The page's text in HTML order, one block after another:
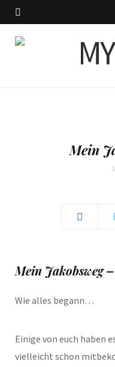
Mein
Mein Jakobsweg –
Wie alles begann…
Einige von euch haben
vielleicht schon